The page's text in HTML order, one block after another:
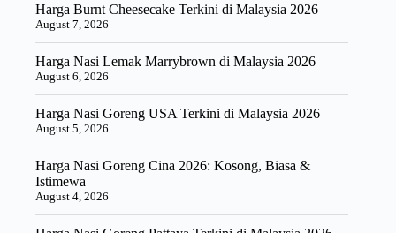
Harga Burnt Cheesecake Terkini di Malaysia 2026
August 7, 2026
Harga Nasi Lemak Marrybrown di Malaysia 2026
August 6, 2026
Harga Nasi Goreng USA Terkini di Malaysia 2026
August 5, 2026
Harga Nasi Goreng Cina 2026: Kosong, Biasa &
Istimewa
August 4, 2026